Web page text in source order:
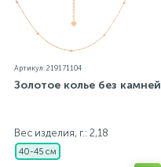
Артикул: 219171104
Золотое колье без камней
Вес изделия, г.: 2,18
40-45 см